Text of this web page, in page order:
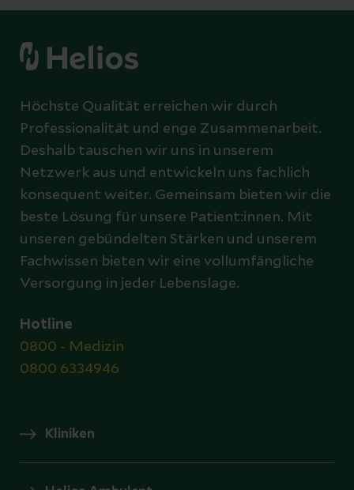
Höchste Qualität erreichen wir durch
Professionalität und enge Zusammenarbeit.
Deshalb tauschen wir uns in unserem
Netzwerk aus und entwickeln uns fachlich
konsequent weiter. Gemeinsam bieten wir die
beste Lösung für unsere Patient:innen. Mit
unseren gebündelten Stärken und unserem
Fachwissen bieten wir eine vollumfängliche
Versorgung in jeder Lebenslage.
Hotline
0800 - Medizin
0800 6334946
Kliniken